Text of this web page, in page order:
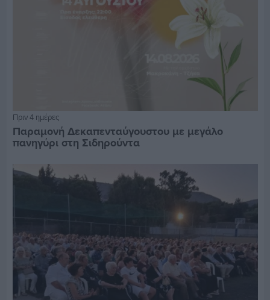
Πριν 4 ημέρες
Παραμονή Δεκαπενταύγουστου με μεγάλο
πανηγύρι στη Σιδηρούντα